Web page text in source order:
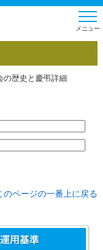
の歴史と慶弔詳細
のページの一番上に戻る